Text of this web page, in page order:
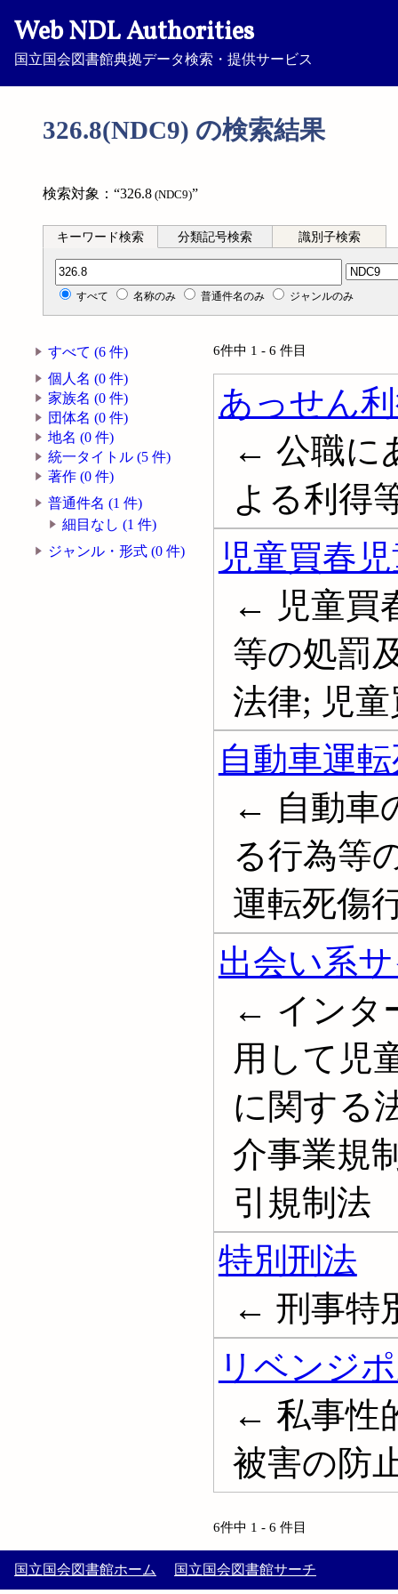
Web NDL Authorities
国立国会図書館典拠データ検索・提供サービス
326.8(NDC9) の検索結果
検索対象：“326.8 (NDC9)”
キーワード検索 分類記号検索 識別子検索
分類記号検索
すべて 名称のみ 普通件名のみ ジャンルのみ
すべて (6 件)
個人名 (0 件)
家族名 (0 件)
団体名 (0 件)
地名 (0 件)
統一タイトル (5 件)
著作 (0 件)
普通件名 (1 件)
細目なし (1 件)
ジャンル・形式 (0 件)
6件中 1 - 6 件目
あっせん
← 公職に
よる利得
児童買春
← 児童買
等の処罰
法律; 児
自動車運
← 自動車
る行為等
運転死傷
出会い系
← インタ
用して児
に関する
介事業規
引規制法
特別刑法
← 刑事特
リベンジ
← 私事性
被害の防
6件中 1 - 6 件目
国立国会図書館ホーム 国立国会図書館サーチ